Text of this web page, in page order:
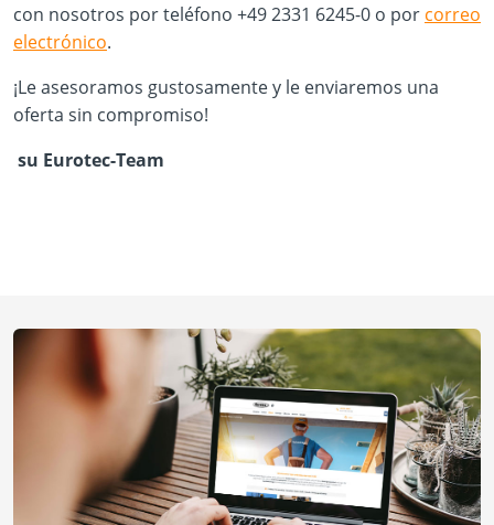
con nosotros por teléfono +49 2331 6245-0 o por correo
electrónico.
¡Le asesoramos gustosamente y le enviaremos una
oferta sin compromiso!
su Eurotec-Team